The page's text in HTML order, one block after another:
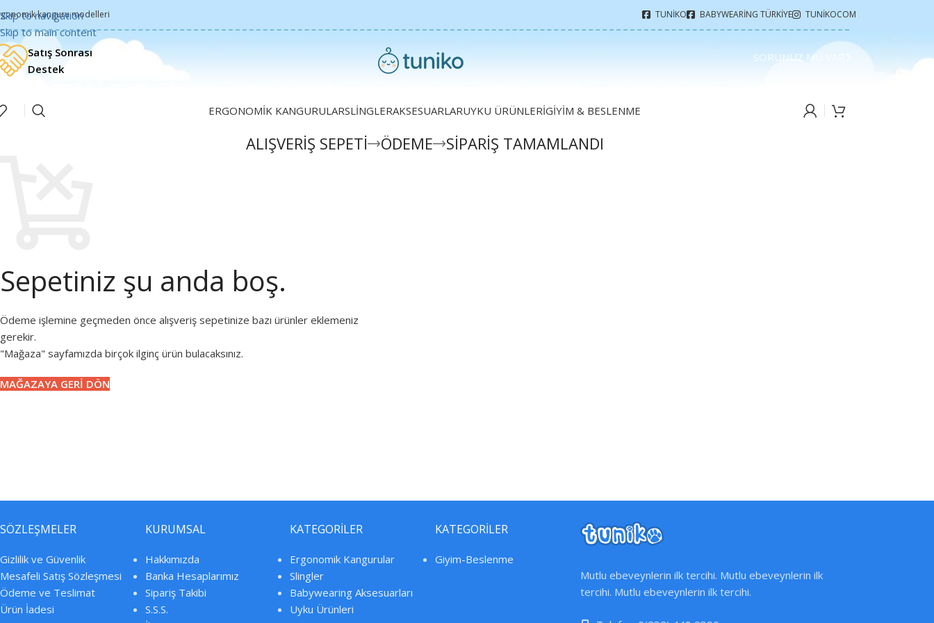
Skip to navigation
Skip to main content
kanguru modelleri TUNIKO BABYWEARING TÜRKIYE TUNIKOCOM
Satış Sonrası
Destek
SORUNUZ MU VAR
ERGONOMIK KANGURULARSLINGLERAKSESUARLARUYKU ÜRÜNLERIGIYIM & BESLENME
ALIŞVERIŞ SEPETI ÖDEME SIPARIŞ TAMAMLANDI
Sepetiniz şu anda boş.
Ödeme işlemine geçmeden önce alışveriş sepetinize bazı ürünler eklemeniz
gerekir.
"Mağaza" sayfamızda birçok ilginç ürün bulacaksınız.
MAĞAZAYA GERI DÖN
SÖZLEŞMELER
Gizlilik ve Güvenlik
Mesafeli Satış Sözleşmesi
Ödeme ve Teslimat
Ürün İadesi
KURUMSAL
Hakkımızda
Banka Hesaplarımız
Sipariş Takibi
S.S.S.
KATEGORİLER
Ergonomik Kangurular
Slingler
Babywearing Aksesuarları
Uyku Ürünleri
KATEGORİLER
Giyim-Beslenme
Mutlu ebeveynlerin ilk tercihi. Mutlu ebeveynlerin ilk
tercihi. Mutlu ebeveynlerin ilk tercihi.